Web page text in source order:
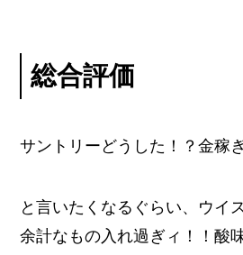
総合評価
サントリーどうした！？金稼
と言いたくなるぐらい、ウイ
余計なもの入れ過ぎィ！！酸